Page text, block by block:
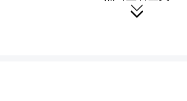
治理痛点，带来《赌博祸
